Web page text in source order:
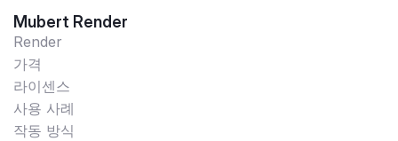
Mubert Render
Render
가격
라이센스
사용 사례
작동 방식